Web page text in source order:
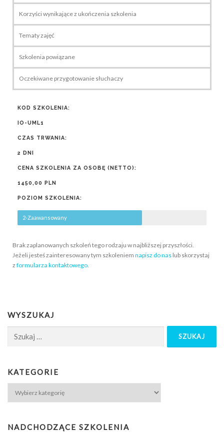
Korzyści wynikające z ukończenia szkolenia
Tematy zajęć
Szkolenia powiązane
Oczekiwane przygotowanie słuchaczy
KOD SZKOLENIA:
IO-UML1
CZAS TRWANIA:
2 DNI
CENA SZKOLENIA ZA OSOBĘ (NETTO):
1450,00 PLN
POZIOM SZKOLENIA:
2-Zaawansowany
Brak zaplanowanych szkoleń tego rodzaju w najbliższej przyszłości.
Jeżeli jesteś zainteresowany tym szkoleniem napisz do nas lub skorzystaj
z formularza kontaktowego
WYSZUKAJ
KATEGORIE
NADCHODZĄCE SZKOLENIA